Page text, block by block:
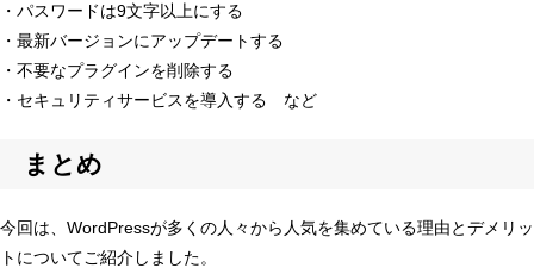
・パスワードは9文字以上にする
・最新バージョンにアップデートする
・不要なプラグインを削除する
・セキュリティサービスを導入する など
まとめ
今回は、WordPressが多くの人々から人気を集めている理由とデメリッ
トについてご紹介しました。